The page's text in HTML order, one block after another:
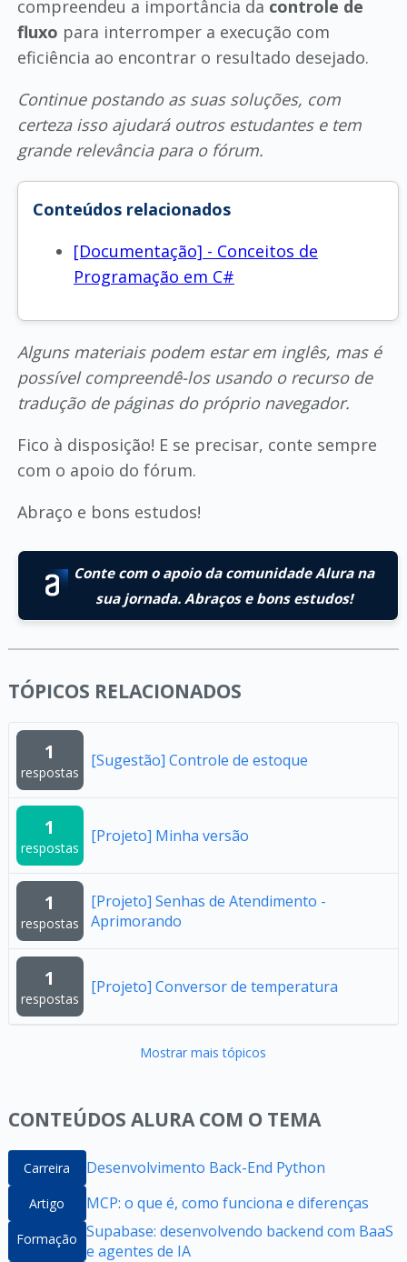
compreendeu a importância da controle de
fluxo para interromper a execução com
eficiência ao encontrar o resultado desejado.
Continue postando as suas soluções, com
certeza isso ajudará outros estudantes e tem
grande relevância para o fórum.
Conteúdos relacionados
[Documentação] - Conceitos de
Programação em C#
Alguns materiais podem estar em inglês, mas é
possível compreendê-los usando o recurso de
tradução de páginas do próprio navegador.
Fico à disposição! E se precisar, conte sempre
com o apoio do fórum.
Abraço e bons estudos!
Conte com o apoio da comunidade Alura na
sua jornada. Abraços e bons estudos!
TÓPICOS RELACIONADOS
1
respostas
[Sugestão] Controle de estoque
1
respostas
[Projeto] Minha versão
1
respostas
[Projeto] Senhas de Atendimento -
Aprimorando
1
respostas
[Projeto] Conversor de temperatura
Mostrar mais tópicos
CONTEÚDOS ALURA COM O TEMA
Carreira Desenvolvimento Back-End Python
Artigo MCP: o que é, como funciona e diferenças
Formação Supabase: desenvolvendo backend com BaaS
e agentes de IA